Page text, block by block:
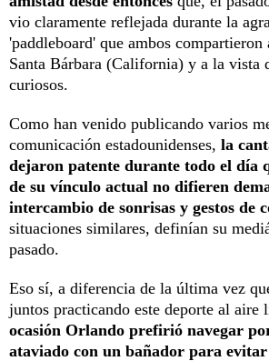
vio claramente reflejada durante la
'paddleboard' que ambos compartieron
Santa Bárbara (California) y a la vista
curiosos.
Como han venido publicando varios
comunicación estadounidenses, la
dejaron patente durante todo el día
de su vínculo actual no difieren
intercambio de sonrisas y gestos de
situaciones similares, definían su
pasado.
Eso sí, a diferencia de la última vez
juntos practicando este deporte al aire
ocasión Orlando prefirió navegar
ataviado con un bañador para